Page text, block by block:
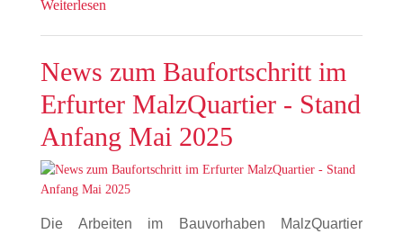
Weiterlesen
News zum Baufortschritt im
Erfurter MalzQuartier - Stand
Anfang Mai 2025
Die Arbeiten im Bauvorhaben MalzQuartier